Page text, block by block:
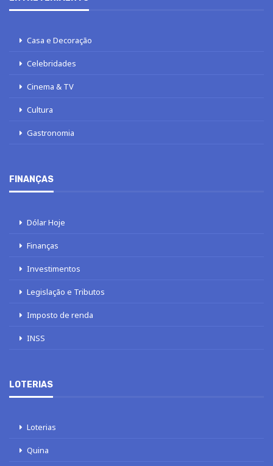
Casa e Decoração
Celebridades
Cinema & TV
Cultura
Gastronomia
FINANÇAS
Dólar Hoje
Finanças
Investimentos
Legislação e Tributos
Imposto de renda
INSS
LOTERIAS
Loterias
Quina